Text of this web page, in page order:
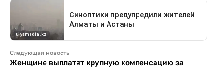
Следующая новость
Женщине выплатят крупную компенсацию за